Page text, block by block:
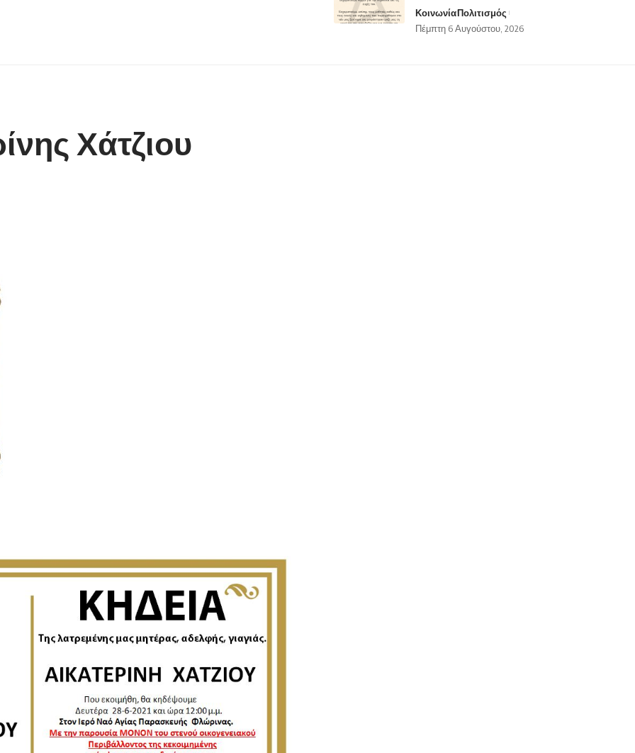
ΚοινωνίαΠολιτισμός
Πέμπτη 6 Αυγούστου, 2026
Χάτζιου